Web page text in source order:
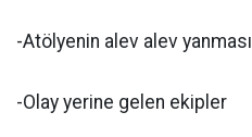
-Atölyenin alev alev yanması
-Olay yerine gelen ekipler